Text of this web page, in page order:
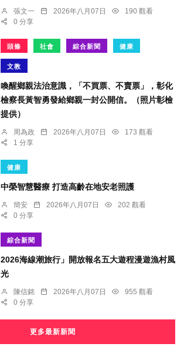
張文一 2026年八月07日
190 觀看
0 分享
頭條 社會 綜合新聞 健康
文教
喚醒鄉親法治意識，「不買票、不賣票」，彰化
檢察長黃智勇發給鄉親一封公開信。（照片彰檢
提供）
周為政 2026年八月07日
173 觀看
1 分享
健康
中榮智慧醫療 打造高齡在地安老照護
簡安 2026年八月07日
202 觀看
0 分享
綜合新聞
2026海線潮旅行」開放報名五大遊程漫遊漁村風
光
陳信銘 2026年八月07日
955 觀看
0 分享
更多最新新聞